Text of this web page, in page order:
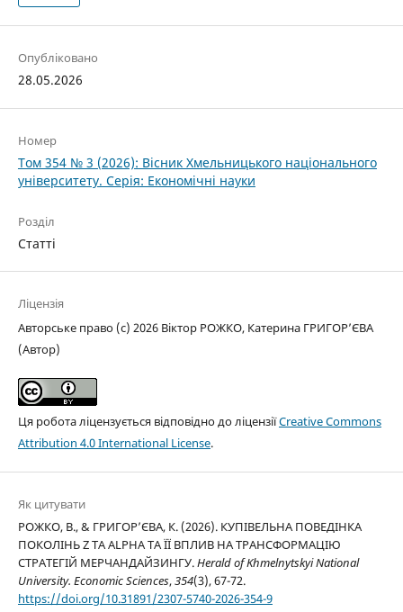
Опубліковано
28.05.2026
Номер
Том 354 № 3 (2026): Вісник Хмельницького національного
університету. Серія: Економічні науки
Розділ
Статті
Ліцензія
Авторське право (c) 2026 Віктор РОЖКО, Катерина ГРИГОРʼЄВА
(Автор)
Ця робота ліцензується відповідно до ліцензіїCreative Commons
Attribution 4.0 International License.
Як цитувати
РОЖКО, В., & ГРИГОРʼЄВА, К. (2026). КУПІВЕЛЬНА ПОВЕДІНКА
ПОКОЛІНЬ Z ТА ALPHA ТА ЇЇ ВПЛИВ НА ТРАНСФОРМАЦІЮ
СТРАТЕГІЙ МЕРЧАНДАЙЗИНГУ.Herald of Khmelnytskyi National
University. Economic Sciences,354(3), 67-72.
https://doi.org/10.31891/2307-5740-2026-354-9